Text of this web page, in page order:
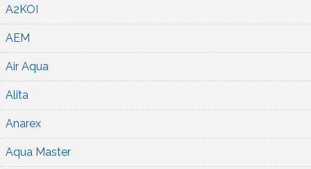
A2KOI
AEM
Air Aqua
Alita
Anarex
Aqua Master